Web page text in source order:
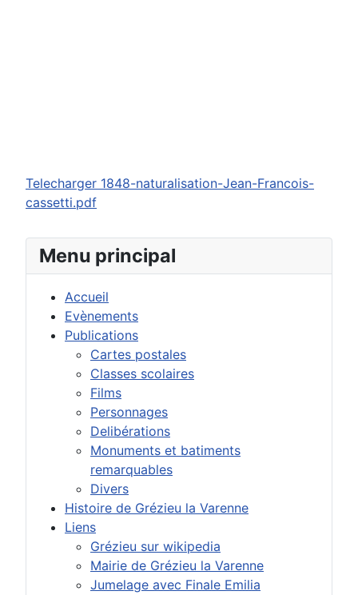
Menu principal
Accueil
Evènements
Publications
Cartes postales
Classes scolaires
Films
Personnages
Delibérations
Monuments et batiments
remarquables
Divers
Histoire de Grézieu la Varenne
Liens
Grézieu sur wikipedia
Mairie de Grézieu la Varenne
Jumelage avec Finale Emilia
Telecharger 1848-naturalisation-Jean-Francois-
cassetti.pdf